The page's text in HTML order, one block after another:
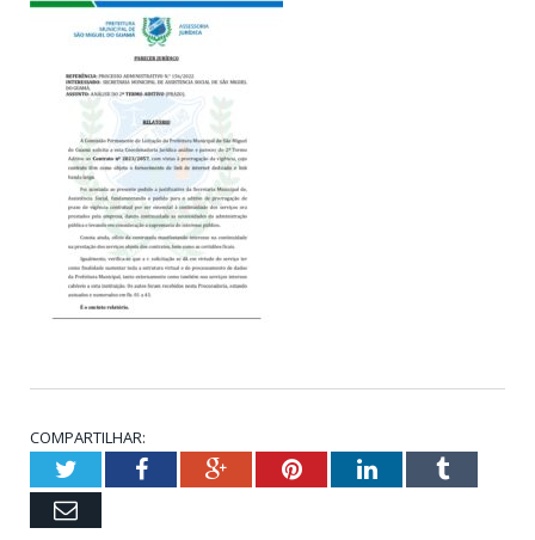
COMPARTILHAR:
TwitterFacebookGoogle+PinterestLinkedInTumblr
Email